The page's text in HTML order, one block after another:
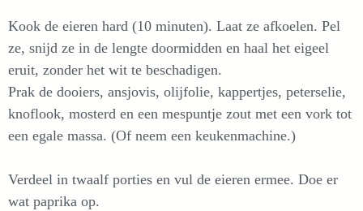
Kook de eieren hard (10 minuten). Laat ze afkoelen. Pel
ze, snijd ze in de lengte doormidden en haal het eigeel
eruit, zonder het wit te beschadigen.
Prak de dooiers, ansjovis, olijfolie, kappertjes, peterselie,
knoflook, mosterd en een mespuntje zout met een vork tot
een egale massa. (Of neem een keukenmachine.)
Verdeel in twaalf porties en vul de eieren ermee. Doe er
wat paprika op.